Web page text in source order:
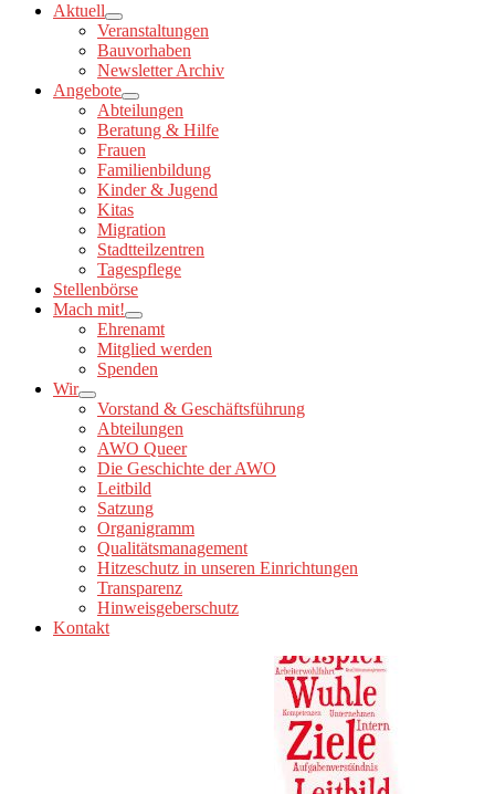
Aktuell
Veranstaltungen
Bauvorhaben
Newsletter Archiv
Angebote
Abteilungen
Beratung & Hilfe
Frauen
Familienbildung
Kinder & Jugend
Kitas
Migration
Stadtteilzentren
Tagespflege
Stellenbörse
Mach mit!
Ehrenamt
Mitglied werden
Spenden
Wir
Vorstand & Geschäftsführung
Abteilungen
AWO Queer
Die Geschichte der AWO
Leitbild
Satzung
Organigramm
Qualitätsmanagement
Hitzeschutz in unseren Einrichtungen
Transparenz
Hinweisgeberschutz
Kontakt